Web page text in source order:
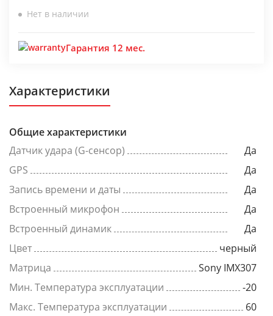
Нет в наличии
Гарантия 12 мес.
Характеристики
Общие характеристики
Датчик удара (G-сенсор)
Да
GPS
Да
Запись времени и даты
Да
Встроенный микрофон
Да
Встроенный динамик
Да
Цвет
черный
Матрица
Sony IMX307
Мин. Температура эксплуатации
-20
Макс. Температура эксплуатации
60